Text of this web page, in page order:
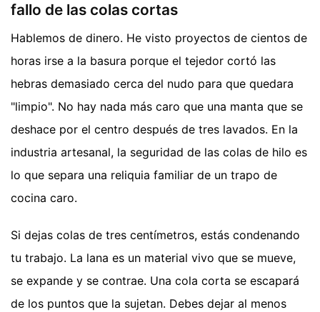
fallo de las colas cortas
Hablemos de dinero. He visto proyectos de cientos de
horas irse a la basura porque el tejedor cortó las
hebras demasiado cerca del nudo para que quedara
"limpio". No hay nada más caro que una manta que se
deshace por el centro después de tres lavados. En la
industria artesanal, la seguridad de las colas de hilo es
lo que separa una reliquia familiar de un trapo de
cocina caro.
Si dejas colas de tres centímetros, estás condenando
tu trabajo. La lana es un material vivo que se mueve,
se expande y se contrae. Una cola corta se escapará
de los puntos que la sujetan. Debes dejar al menos